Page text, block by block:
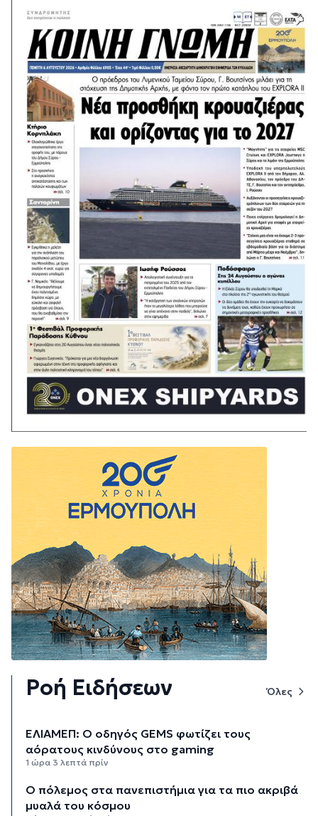
Ροή Ειδήσεων Όλες
ΕΛΙΑΜΕΠ: Ο οδηγός GEMS φωτίζει τους
αόρατους κινδύνους στο gaming
1 ώρα 3 λεπτά πρίν
Ο πόλεμος στα πανεπιστήμια για τα πιο ακριβά
μυαλά του κόσμου